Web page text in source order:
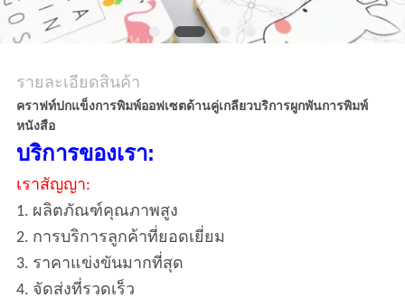
รายละเอียดสินค้า
คราฟท์ปกแข็งการพิมพ์ออฟเซตด้านคู่เกลียวบริการผูกพันการพิมพ์
หนังสือ
บริการของเรา:
เราสัญญา:
1. ผลิตภัณฑ์คุณภาพสูง
2. การบริการลูกค้าที่ยอดเยี่ยม
3. ราคาแข่งขันมากที่สุด
4. จัดส่งที่รวดเร็ว